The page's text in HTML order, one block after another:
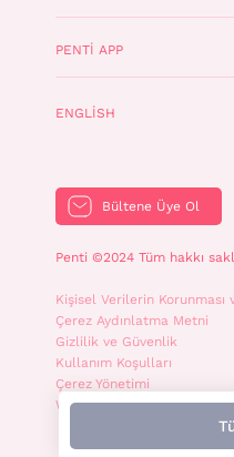
PENTI APP
ENGLISH
Bültene Üye Ol
Penti ©2024 Tüm hakkı
Kişisel Verilerin Korunması
Çerez Aydınlatma Metni
Gizlilik ve Güvenlik
Kullanım Koşulları
Çerez Yönetimi
WhatsApp İletişim